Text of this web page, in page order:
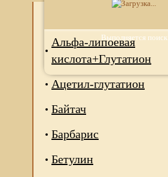
Выполняется поиск
Альфа-липоевая
кислота+Глутатион
Ацетил-глутатион
Байтач
Барбарис
Бетулин